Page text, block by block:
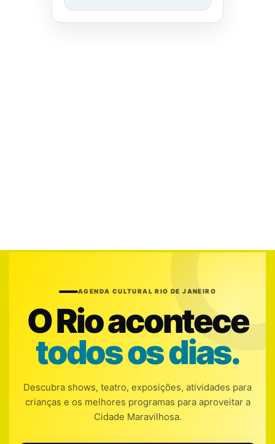
AGENDA CULTURAL RIO DE JANEIRO
O Rio acontece
todos os dias.
Descubra shows, teatro, exposições, atividades para
crianças e os melhores programas para aproveitar a
Cidade Maravilhosa.